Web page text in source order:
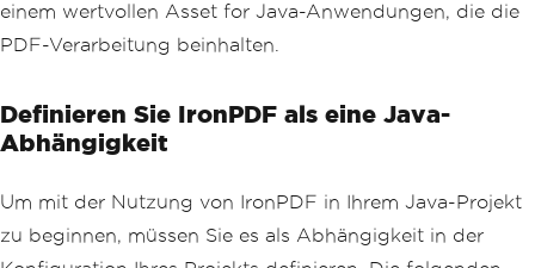
einem wertvollen Asset for Java-Anwendungen, die die
PDF-Verarbeitung beinhalten.
Definieren Sie IronPDF als eine Java-
Abhängigkeit
Um mit der Nutzung von IronPDF in Ihrem Java-Projekt
zu beginnen, müssen Sie es als Abhängigkeit in der